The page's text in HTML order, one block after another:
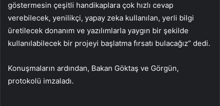
göstermesin çeşitli handikaplara çok hızlı cevap
verebilecek, yenilikçi, yapay zeka kullanılan, yerli bilgi
üretilecek donanım ve yazılımlarla yaygın bir şekilde
kullanılabilecek bir projeyi başlatma fırsatı bulacağız” dedi.
Konuşmaların ardından, Bakan Göktaş ve Görgün,
protokolü imzaladı.